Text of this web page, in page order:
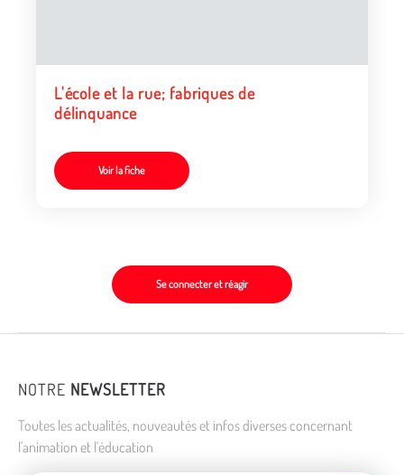
L'école et la rue; fabriques de
délinquance
Voir la fiche
Se connecter et réagir
NOTRE NEWSLETTER
Toutes les actualités, nouveautés et infos diverses concernant
l'animation et l'éducation